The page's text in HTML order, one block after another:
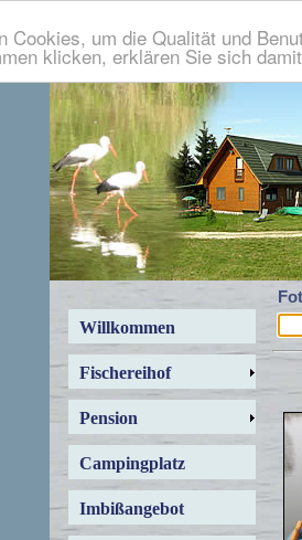
Cookies, um die Qualität und
klicken, erklären Sie sich
Willkommen
Fischereihof
Pension
Campingplatz
Imbißangebot